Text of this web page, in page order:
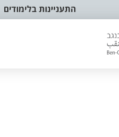
התעניינות בלימודים